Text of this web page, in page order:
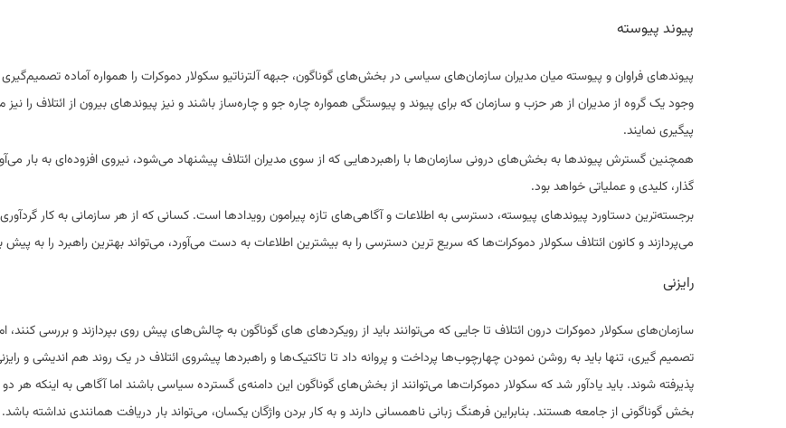
پیوند پیوسته
پیوندهای فراوان و پیوسته میان مدیران سازمان‌های سیاسی در بخش‌های گوناگون، جبهه آلترناتیو سکولار دموکرات را همواره آماده
وجود یک گروه از مدیران از هر حزب و سازمان که برای پیوند و پیوستگی همواره چاره جو و چاره‌ساز باشند و نیز پیوند‌های بیرون از ائتلاف را نیز
پیگیری نمایند.
همچنین گسترش پیوندها به بخش‌های درونی سازمان‌ها با راهبردهایی که از سوی مدیران ائتلاف پیشنهاد می‌شود، نیروی افزوده‌ای به بار
گذار، کلیدی و عملیاتی خواهد بود.
برجسته‌ترین دستاورد پیوندهای پیوسته، دسترسی به اطلاعات و آگاهی‌های تازه پیرامون رویدادها است. کسانی که از هر سازمانی به کار
می‌پردازند و کانون ائتلاف سکولار دموکرات‌ها که سریع ترین دسترسی را به بیشترین اطلاعات به دست می‌آورد، می‌تواند بهترین راهبرد را به پیش
رایزنی
سازمان‌های سکولار دموکرات درون ائتلاف تا جایی که می‌توانند باید از رویکردهای های گوناگون به چالش‌های پیش روی بپردازند و بررسی کنند،
تصمیم گیری، تنها باید به روشن نمودن چهارچوب‌ها پرداخت و پروانه داد تا تاکتیک‌ها و راهبردها پیشروی ائتلاف در یک روند هم اندیشی و
پذیرفته شوند. باید یادآور شد که سکولار دموکرات‌ها می‌توانند از بخش‌های گوناگون این دامنه‌ی گسترده سیاسی باشند اما آگاهی به اینکه هر
بخش گوناگونی از جامعه هستند. بنابراین فرهنگ زبانی ناهمسانی دارند و به کار بردن واژگان یکسان، می‌تواند بار دریافت همانندی نداشته باشد.